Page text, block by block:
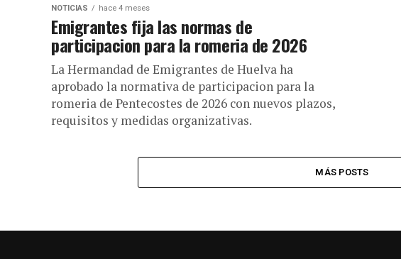
NOTICIAS hace 4 meses
Emigrantes fija las normas de
participacion para la romeria de 2026
La Hermandad de Emigrantes de Huelva ha
aprobado la normativa de participacion para la
romeria de Pentecostes de 2026 con nuevos plazos,
requisitos y medidas organizativas.
MÁS POSTS